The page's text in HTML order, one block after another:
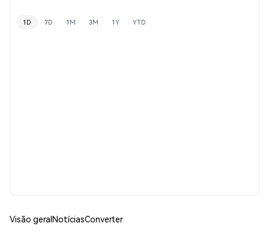
1D 7D 1M 3M 1Y YTD
Visão geralNotíciasConverter